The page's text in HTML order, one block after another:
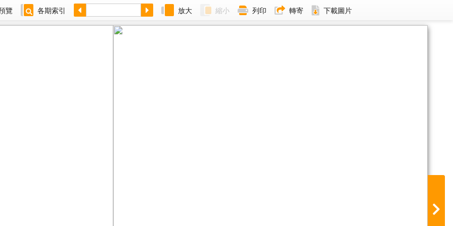
覽 各期索引 放大 縮小 列印 轉寄 下載圖片